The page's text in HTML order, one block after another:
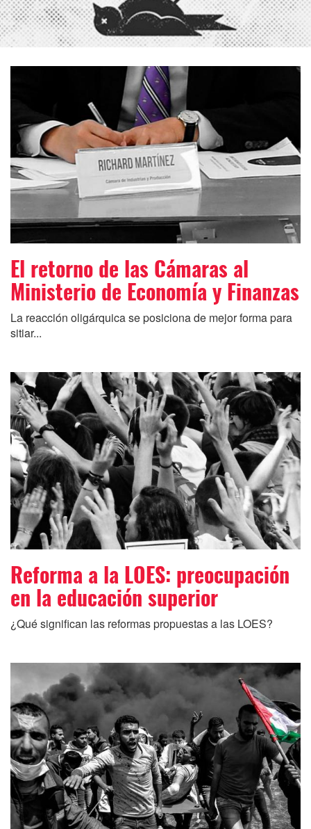
El retorno de las Cámaras al
Ministerio de Economía y Finanzas
La reacción oligárquica se posiciona de mejor forma para
sitiar...
Reforma a la LOES: preocupación
en la educación superior
¿Qué significan las reformas propuestas a las LOES?